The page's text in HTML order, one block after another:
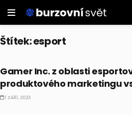
Štítek:esport
Gamer Inc. z oblasti
produktového marketingu
1 ZÁŘÍ, 2023